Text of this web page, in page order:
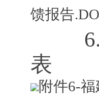
馈报告
6.
表
附件6-